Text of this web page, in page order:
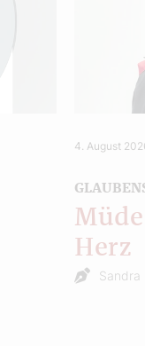
4. August
Herz
Sandra